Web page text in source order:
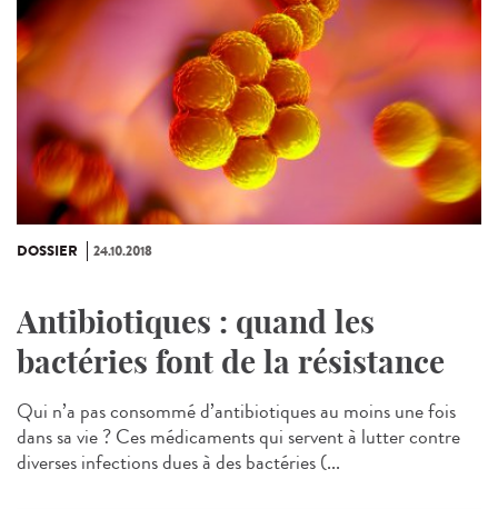
DOSSIER 24.10.2018
Antibiotiques : quand les
bactéries font de la résistance
Qui n’a pas consommé d’antibiotiques au moins une fois
dans sa vie ? Ces médicaments qui servent à lutter contre
diverses infections dues à des bactéries (...